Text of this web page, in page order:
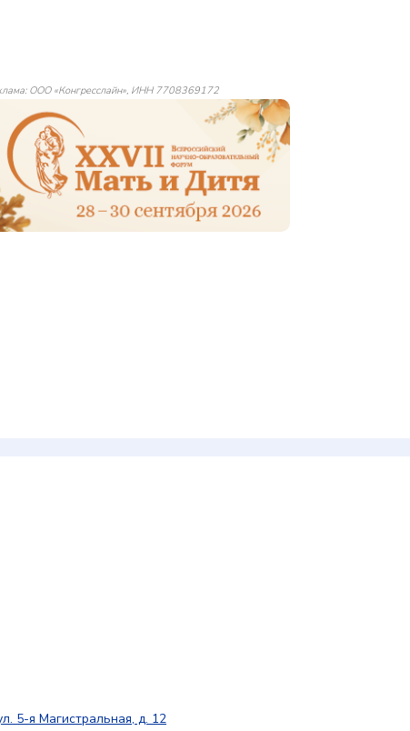
ООО «Конгресслайн», ИНН 7708369172
5-я Магистральная, д. 12